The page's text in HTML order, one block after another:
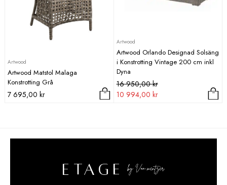
Artwood
Artwood Matstol Malaga
Konstrotting Grå
7 695,00 kr
Artwood
Artwood Orlando Designad Solsäng
i Konstrotting Vintage 200 cm inkl
Dyna
16 950,00kr
Det
ursprungliga
950,00 kr.
10 994,00 kr
Det
nuvarande
994,00 kr.